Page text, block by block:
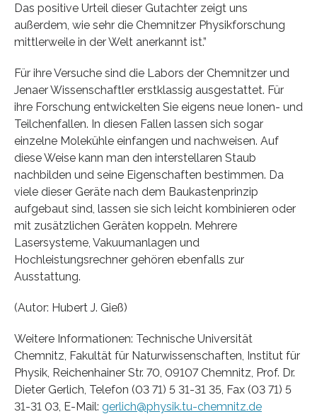
Das positive Urteil dieser Gutachter zeigt uns
außerdem, wie sehr die Chemnitzer Physikforschung
mittlerweile in der Welt anerkannt ist.”
Für ihre Versuche sind die Labors der Chemnitzer und
Jenaer Wissenschaftler erstklassig ausgestattet. Für
ihre Forschung entwickelten Sie eigens neue Ionen- und
Teilchenfallen. In diesen Fallen lassen sich sogar
einzelne Molekühle einfangen und nachweisen. Auf
diese Weise kann man den interstellaren Staub
nachbilden und seine Eigenschaften bestimmen. Da
viele dieser Geräte nach dem Baukastenprinzip
aufgebaut sind, lassen sie sich leicht kombinieren oder
mit zusätzlichen Geräten koppeln. Mehrere
Lasersysteme, Vakuumanlagen und
Hochleistungsrechner gehören ebenfalls zur
Ausstattung.
(Autor: Hubert J. Gieß)
Weitere Informationen: Technische Universität
Chemnitz, Fakultät für Naturwissenschaften, Institut für
Physik, Reichenhainer Str. 70, 09107 Chemnitz, Prof. Dr.
Dieter Gerlich, Telefon (03 71) 5 31-31 35, Fax (03 71) 5
31-31 03, E-Mail: gerlich@physik.tu-chemnitz.de